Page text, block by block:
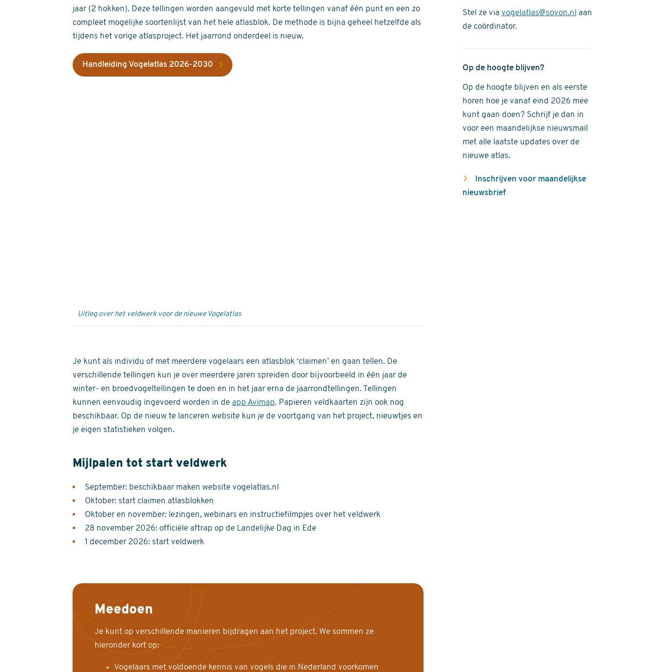
jaar (2 hokken). Deze tellingen worden aangevuld met korte tellingen vanaf één punt en een zo
compleet mogelijke soortenlijst van het hele atlasblok. De methode is bijna geheel hetzelfde als
tijdens het vorige atlasproject. Het jaarrond onderdeel is nieuw.
Handleiding Vogelatlas 2026-2030
Uitleg over het veldwerk voor de nieuwe Vogelatlas
Je kunt als individu of met meerdere vogelaars een atlasblok ‘claimen’ en gaan tellen. De
verschillende tellingen kun je over meerdere jaren spreiden door bijvoorbeeld in één jaar de
winter- en broedvogeltellingen te doen en in het jaar erna de jaarrondtellingen. Tellingen
kunnen eenvoudig ingevoerd worden in de app Avimap. Papieren veldkaarten zijn ook nog
beschikbaar. Op de nieuw te lanceren website kun je de voortgang van het project, nieuwtjes en
je eigen statistieken volgen.
Mijlpalen tot start veldwerk
September: beschikbaar maken website vogelatlas.nl
Oktober: start claimen atlasblokken
Oktober en november: lezingen, webinars en instructiefilmpjes over het veldwerk
28 november 2026: officiële aftrap op de Landelijke Dag in Ede
1 december 2026: start veldwerk
Meedoen
Je kunt op verschillende manieren bijdragen aan het project. We sommen ze
hieronder kort op:
Vogelaars met voldoende kennis van vogels die in Nederland voorkomen
Stel ze via vogelatlas@sovon.nl
aan
de coördinator.
Op de hoogte blijven?
Op de hoogte blijven en als eerste
horen hoe je vanaf eind 2026 mee
kunt gaan doen? Schrijf je dan in
voor een maandelijkse nieuwsmail
met alle laatste updates over de
nieuwe atlas.
Inschrijven voor maandelijkse
nieuwsbrief